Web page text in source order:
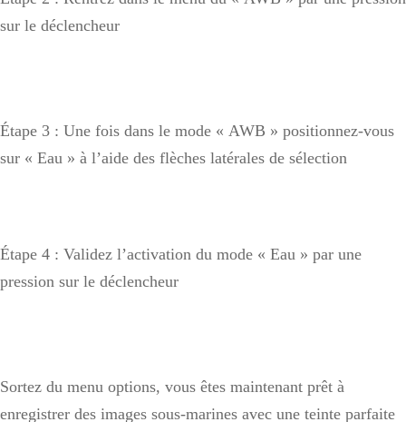
sur le déclencheur
Étape 3 : Une fois dans le mode « AWB » positionnez-vous
sur « Eau » à l’aide des flèches latérales de sélection
Étape 4 : Validez l’activation du mode « Eau » par une
pression sur le déclencheur
Sortez du menu options, vous êtes maintenant prêt à
enregistrer des images sous-marines avec une teinte parfaite